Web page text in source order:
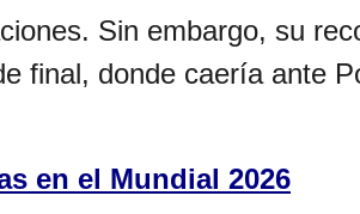
Sin embargo, su
final, donde caería ante
en el Mundial 2026